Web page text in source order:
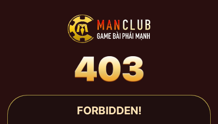
FORBIDDEN!